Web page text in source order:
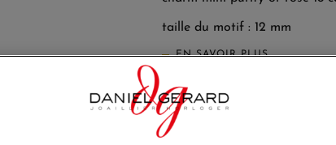
taille du motif : 12 mm
EN SAVOIR PLUS
350,00 €
Payez seulement 87,50 €